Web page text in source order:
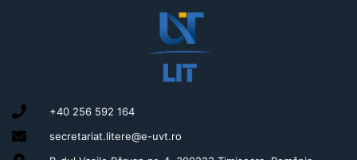
+40 256 592 164
secretariat.litere@e-uvt.ro